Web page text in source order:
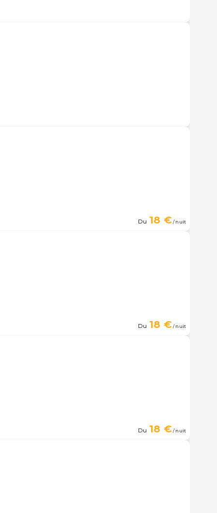
Du 18 €/ nuit
Du 18 €/ nuit
Du 18 €/ nuit